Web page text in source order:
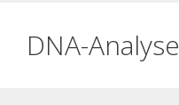
DNA-Analyse